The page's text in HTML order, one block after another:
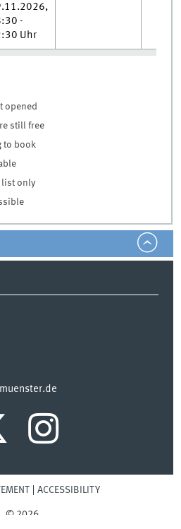
-
Uhr
opened
still free
to book
list only
ACCESSIBILITY
© 2026